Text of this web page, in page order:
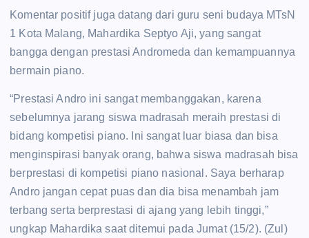
Komentar positif juga datang dari guru seni budaya MTsN
1 Kota Malang, Mahardika Septyo Aji, yang sangat
bangga dengan prestasi Andromeda dan kemampuannya
bermain piano.
“Prestasi Andro ini sangat membanggakan, karena
sebelumnya jarang siswa madrasah meraih prestasi di
bidang kompetisi piano. Ini sangat luar biasa dan bisa
menginspirasi banyak orang, bahwa siswa madrasah bisa
berprestasi di kompetisi piano nasional. Saya berharap
Andro jangan cepat puas dan dia bisa menambah jam
terbang serta berprestasi di ajang yang lebih tinggi,”
ungkap Mahardika saat ditemui pada Jumat (15/2). (Zul)